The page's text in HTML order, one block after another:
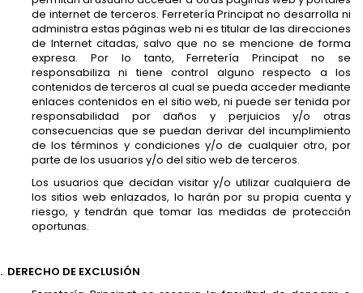
de internet de terceros. Ferretería Principat no desarrolla ni
administra estas páginas web ni es titular de las direcciones
de Internet citadas, salvo que no se mencione de forma
expresa. Por lo tanto, Ferretería Principat no se
responsabiliza ni tiene control alguno respecto a los
contenidos de terceros al cual se pueda acceder mediante
enlaces contenidos en el sitio web, ni puede ser tenida por
responsabilidad por daños y perjuicios y/o otras
consecuencias que se puedan derivar del incumplimiento
de los términos y condiciones y/o de cualquier otro, por
parte de los usuarios y/o del sitio web de terceros.
Los usuarios que decidan visitar y/o utilizar cualquiera de
los sitios web enlazados, lo harán por su propia cuenta y
riesgo, y tendrán que tomar las medidas de protección
oportunas.
DERECHO DE EXCLUSIÓN